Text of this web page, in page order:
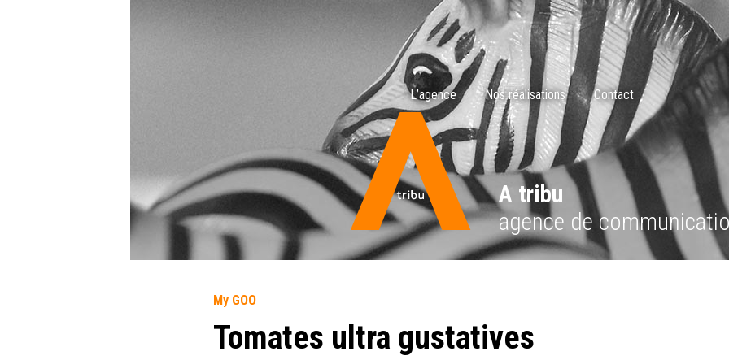
L’agence Nos réalisations Contact
A tribu
agence de
My GOO
Tomates ultra gustatives